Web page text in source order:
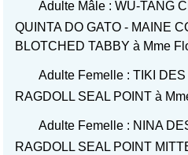
Adulte Mâle : WU-TANG
QUINTA DO GATO - MAINE
BLOTCHED TABBY à Mme
Adulte Femelle : TIKI
RAGDOLL SEAL POINT à
Adulte Femelle : NINA
RAGDOLL SEAL POINT